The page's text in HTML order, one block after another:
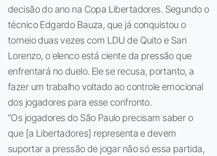
decisão do ano na Copa Libertadores. Segundo o
técnico Edgardo Bauza, que já conquistou o
torneio duas vezes com LDU de Quito e San
Lorenzo, o elenco está ciente da pressão que
enfrentará no duelo. Ele se recusa, portanto, a
fazer um trabalho voltado ao controle emocional
dos jogadores para esse confronto.
“Os jogadores do São Paulo precisam saber o
que [a Libertadores] representa e devem
suportar a pressão de jogar não só essa partida,